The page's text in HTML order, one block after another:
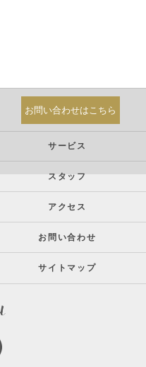
お問い合わせはこちら
サービス
スタッフ
アクセス
お問い合わせ
サイトマップ